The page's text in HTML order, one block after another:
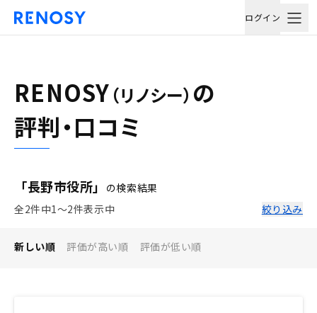
ログイン
RENOSY （リノシー） の
評判・口コミ
「長野市役所」
の検索結果
全2件中1〜2件表示中
絞り込み
新しい順 評価が高い順 評価が低い順